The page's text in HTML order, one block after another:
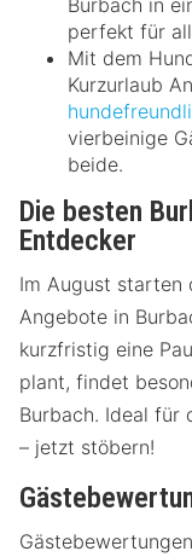
perfekt für
Mit dem
Kurzurlaub
vierbeinige
beide.
Die besten
Entdecker
Im August starten
Angebote in
kurzfristig eine
plant, findet
Burbach. Ideal für
– jetzt stöbern!